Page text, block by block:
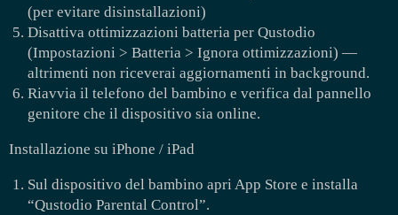
(per evitare disinstallazioni)
Disattiva ottimizzazioni batteria per Qustodio
(Impostazioni > Batteria > Ignora ottimizzazioni) —
altrimenti non riceverai aggiornamenti in background.
Riavvia il telefono del bambino e verifica dal pannello
genitore che il dispositivo sia online.
Installazione su iPhone / iPad
Sul dispositivo del bambino apri App Store e installa
“Qustodio Parental Control”.